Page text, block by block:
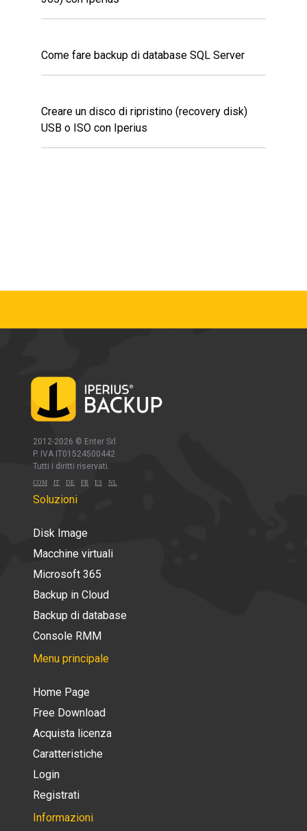
Come fare backup di database SQL Server
Creare un disco di ripristino (recovery disk)
USB o ISO con Iperius
2012-2026 © Enter Srl
P. IVA IT01524500442
Tutti i diritti riservati.
COM IT DE FR ES NL
Soluzioni
Disk Image
Macchine virtuali
Microsoft 365
Backup in Cloud
Backup di database
Console RMM
Menu principale
Home Page
Free Download
Acquista licenza
Caratteristiche
Login
Registrati
Informazioni